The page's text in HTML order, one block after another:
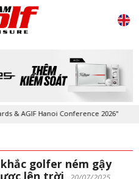
& AGIF Hanoi Conference 2026"
golfer ném gậy